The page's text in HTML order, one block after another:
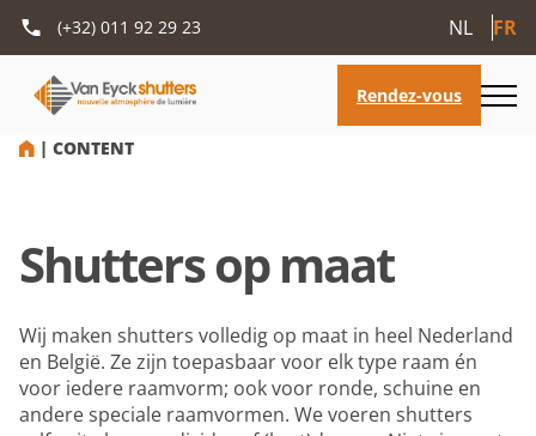
(+32) 011 92 29 23 NL FR
HOME
| CONTENT
Shutters op maat
Wij maken shutters volledig op maat in heel Nederland
en België. Ze zijn toepasbaar voor elk type raam én
voor iedere raamvorm; ook voor ronde, schuine en
andere speciale raamvormen. We voeren shutters